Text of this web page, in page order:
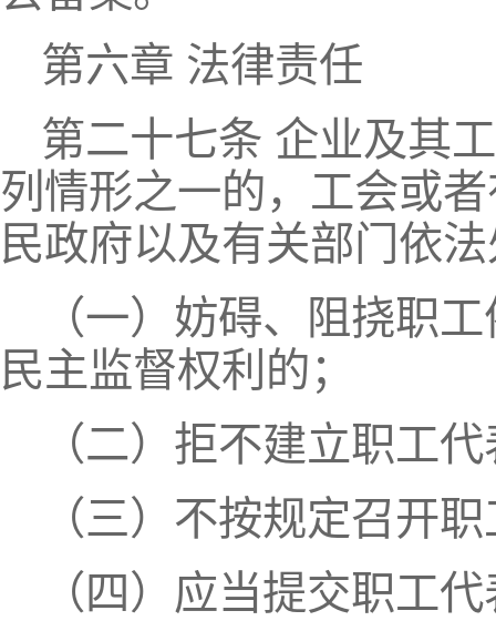
第六章 法律责任
第二十七条 企业及其
列情形之一的，工会或
民政府以及有关部门依
（一）妨碍、阻挠职
民主监督权利的；
（二）拒不建立职工
（三）不按规定召开
（四）应当提交职工